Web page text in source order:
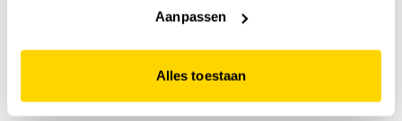
website niet optimaal functioneert.
Aanpassen
Alles toestaan